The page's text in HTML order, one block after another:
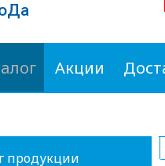
Акции
продукции